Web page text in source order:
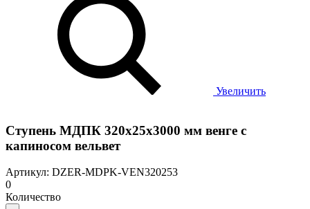
Увеличить
Cтупень МДПК 320х25х3000 мм венге с
капиносом вельвет
Артикул: DZER-MDPK-VEN320253
0
Количество